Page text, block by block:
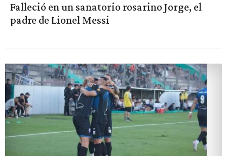
Falleció en un sanatorio rosarino Jorge, el
padre de Lionel Messi